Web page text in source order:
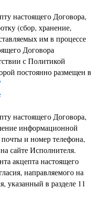
настоящего Договора,
(сбор, хранение,
им в процессе
Договора
с Политикой
постоянно размещен в
настоящего Договора,
информационной
и номер телефона,
сайте Исполнителя.
акцепта настоящего
направляемого на
указанный в разделе 11